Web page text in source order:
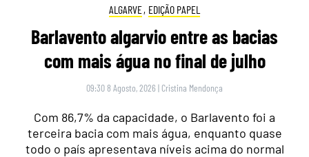
ALGARVE, EDIÇÃO PAPEL
Barlavento algarvio entre as bacias
com mais água no final de julho
09:30 8 Agosto, 2026 | Cristina Mendonça
Com 86,7% da capacidade, o Barlavento foi a
terceira bacia com mais água, enquanto quase
todo o país apresentava níveis acima do normal